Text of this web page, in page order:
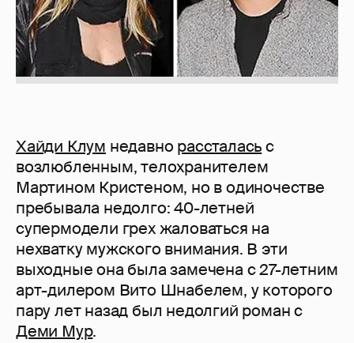
Хайди Клум недавно рассталасьс
возлюбленным, телохранителем
Мартином Кристеном, но в одиночестве
пребывала недолго: 40-летней
супермодели грех жаловаться на
нехватку мужского внимания. В эти
выходные она была замечена с 27-летним
арт-дилером Вито Шнабелем, у которого
пару лет назад был недолгий роман с
Деми Мур.